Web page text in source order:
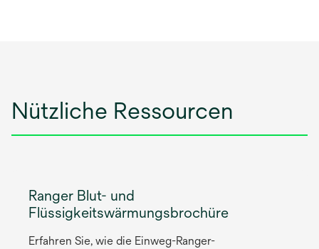
Nützliche Ressourcen
Ranger Blut- und
Flüssigkeitswärmungsbrochüre
Erfahren Sie, wie die Einweg-Ranger-